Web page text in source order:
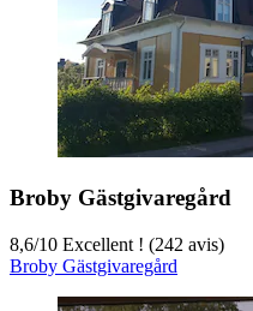
Broby Gästgivaregård
8,6/10 Excellent ! (242 avis)
Broby Gästgivaregård